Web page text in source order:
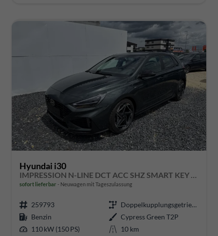
Hyundai i30
IMPRESSION N-LINE DCT ACC SHZ SMART KEY BSD MEMORY
sofort lieferbar Neuwagen mit Tageszulassung
259793
Doppelkupplungsgetriebe (DSG)
Benzin
Cypress Green T2P
110 kW (150 PS)
10 km